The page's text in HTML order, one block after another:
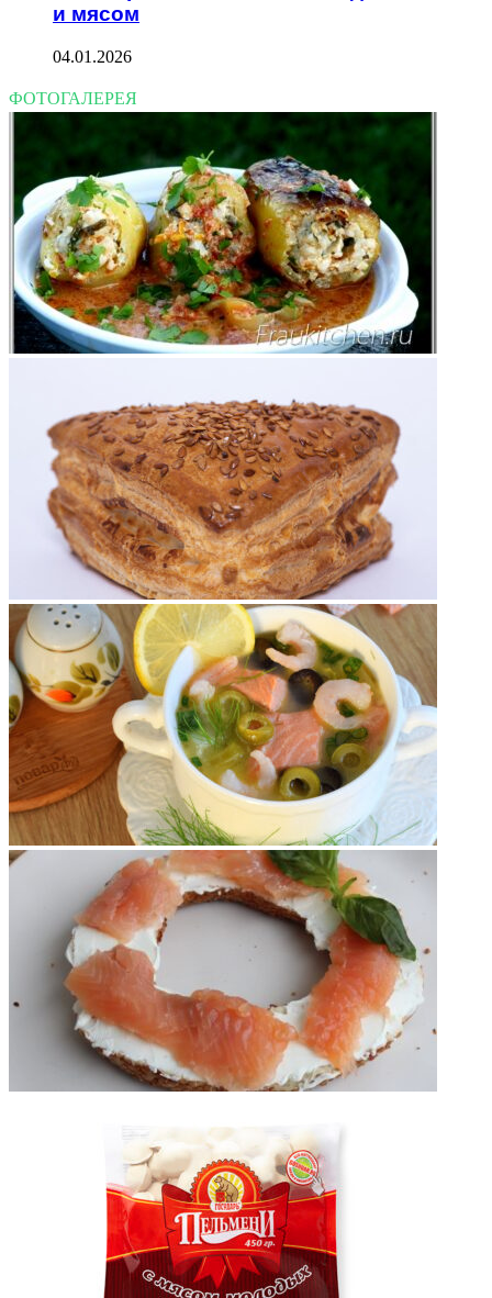
и мясом
04.01.2026
ФОТОГАЛЕРЕЯ